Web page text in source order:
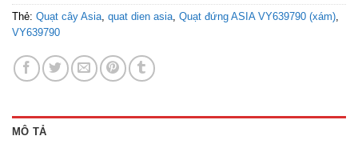
Thẻ: Quạt cây Asia, quat dien asia, Quạt đứng ASIA VY639790 (xám),
VY639790
MÔ TẢ